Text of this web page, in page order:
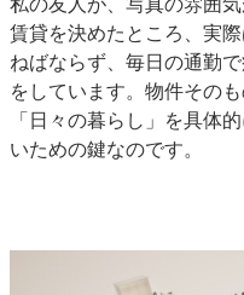
賃貸を決めたところ、実
ねばならず、毎日の通勤
をしています。物件その
「日々の暮らし」を具体
いための鍵なのです。